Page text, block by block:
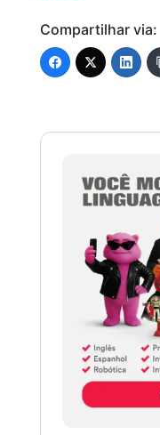
Compartilhar via: